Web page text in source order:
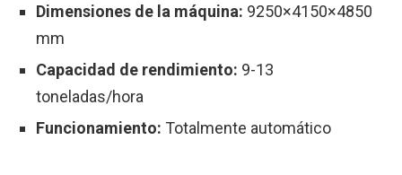
Dimensiones de la máquina: 9250×4150×4850
mm
Capacidad de rendimiento: 9-13
toneladas/hora
Funcionamiento: Totalmente automático